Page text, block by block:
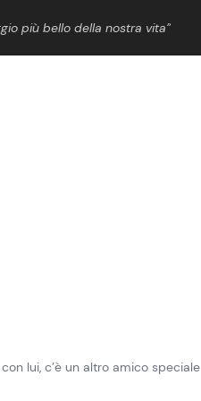
più bello della nostra vita”
lui, c’è un altro amico speciale